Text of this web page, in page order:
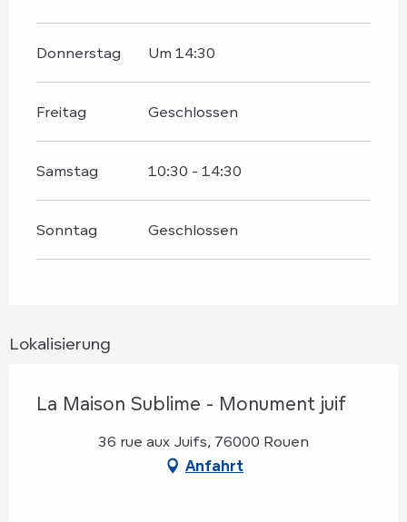
Donnerstag Um 14:30
Freitag Geschlossen
Samstag 10:30 - 14:30
Sonntag Geschlossen
Lokalisierung
La Maison Sublime - Monument juif
36 rue aux Juifs, 76000 Rouen
Anfahrt